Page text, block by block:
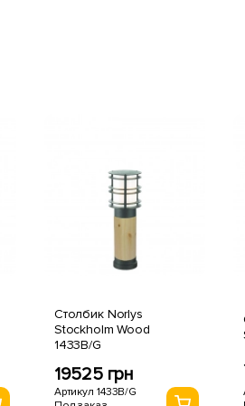
Столбик Norlys
Stockholm Wood
1433B/G
19525 грн
Артикул 1433B/G